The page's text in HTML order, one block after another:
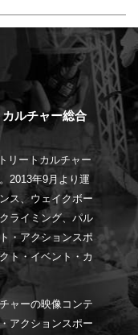
ルチャー総合
リートカルチャー
2013年9月より運
ス、ウェイクボー
ライミング、パル
・アクションスポ
ト・イベント・カ
ャーの映像コンテ
アクションスポー